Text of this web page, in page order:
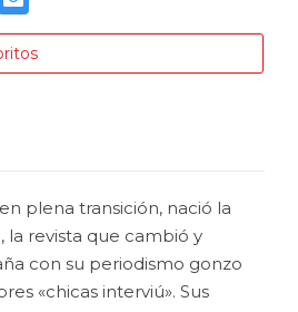
plena transición, nació la
la revista que cambió y
con su periodismo gonzo
«chicas interviú». Sus